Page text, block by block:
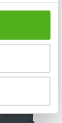
4 elo